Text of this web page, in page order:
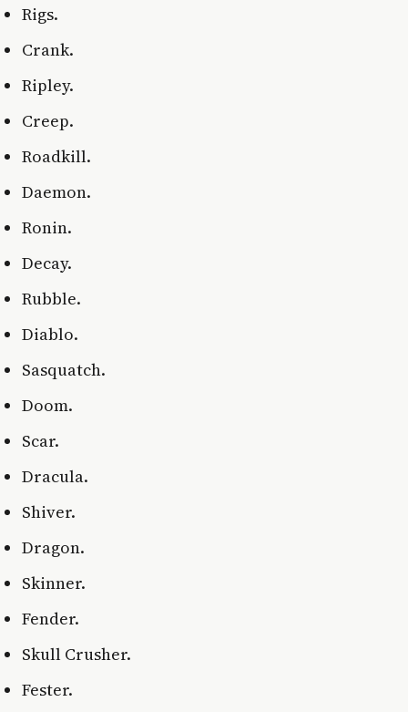
Rigs.
Crank.
Ripley.
Creep.
Roadkill.
Daemon.
Ronin.
Decay.
Rubble.
Diablo.
Sasquatch.
Doom.
Scar.
Dracula.
Shiver.
Dragon.
Skinner.
Fender.
Skull Crusher.
Fester.